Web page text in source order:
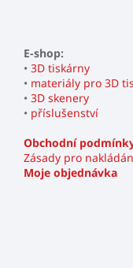
E-shop:
• 3D tiskárny
• materiály pro 3D
• 3D skenery
• příslušenství
Obchodní
Zásady pro
Moje objednávka